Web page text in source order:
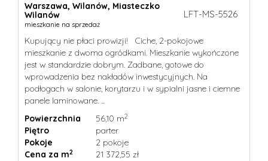
Warszawa, Wilanów, Miasteczko
Wilanów
mieszkanie na sprzedaż
LFT-MS-5526
Kupujący nie płaci prowizji! Ciche, 2-pokojowe
mieszkanie z dwoma ogródkami. Mieszkanie wykończone
jest w standardzie dobrym. Zadbane, gotowe do
wprowadzenia bez nakładów inwestycyjnych. Na
podłogach w salonie, korytarzu i w sypialni jasne i ciemne
panele laminowane. ...
Powierzchnia
56,10 m2
Piętro
parter
Pokoje
2 pokoje
Cena za m2 21 372,55 zł